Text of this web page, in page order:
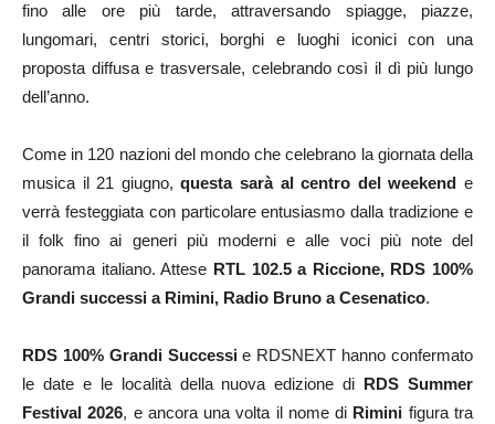
fino alle ore più tarde, attraversando spiagge, piazze,
lungomari, centri storici, borghi e luoghi iconici con una
proposta diffusa e trasversale, celebrando così il dì più lungo
dell’anno.
Come in 120 nazioni del mondo che celebrano la giornata della
musica il 21 giugno,questa sarà al centro del weekende
verrà festeggiata con particolare entusiasmo dalla tradizione e
il folk fino ai generi più moderni e alle voci più note del
panorama italiano. Attese RTL 102.5 a Riccione, RDS 100%
Grandi successi a Rimini, Radio Bruno a Cesenatico.
RDS 100% Grandi Successie RDSNEXT hanno confermato
le date e le località della nuova edizione di RDS Summer
Festival 2026, e ancora una volta il nome di Rimini figura tra